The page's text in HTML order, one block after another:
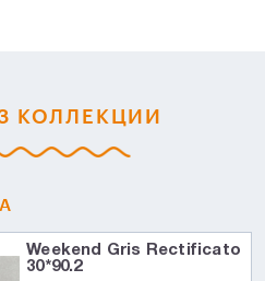
КОЛЛЕКЦИИ
Weekend Gris Rectificato
30*90.2